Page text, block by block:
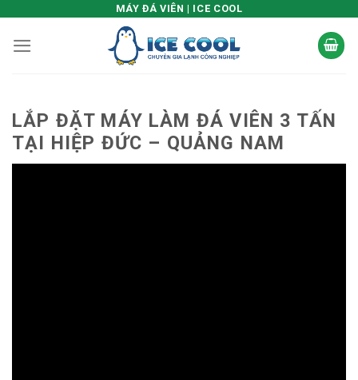
content
MÁY ĐÁ VIÊN | ICE COOL
LẮP ĐẶT MÁY LÀM ĐÁ VIÊN 3 TẤN
TẠI HIỆP ĐỨC – QUẢNG NAM